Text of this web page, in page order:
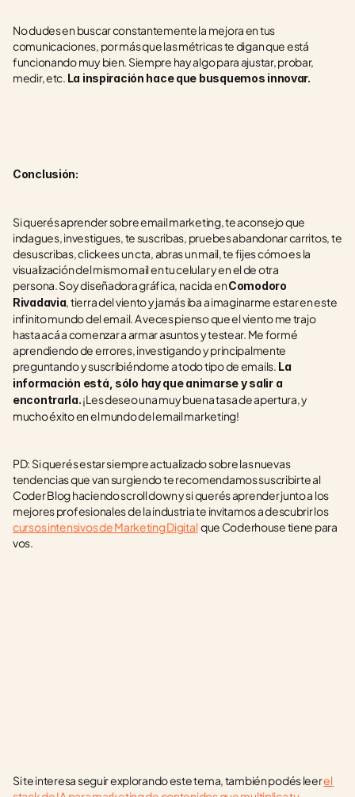
No dudes en buscar constantemente la mejora en tus
comunicaciones, por más que las métricas te digan que está
funcionando muy bien. Siempre hay algo para ajustar, probar,
medir, etc. La inspiración hace que busquemos innovar.
Conclusión:
Si querés aprender sobre email marketing, te aconsejo que
indagues, investigues, te suscribas, pruebes abandonar carritos, te
desuscribas, clickees un cta, abras un mail, te fijes cómo es la
visualización del mismo mail en tu celular y en el de otra
persona. Soy diseñadora gráfica, nacida en Comodoro
Rivadavia, tierra del viento y jamás iba a imaginarme estar en este
infinito mundo del email. A veces pienso que el viento me trajo
hasta acá a comenzar a armar asuntos y testear. Me formé
aprendiendo de errores, investigando y principalmente
preguntando y suscribiéndome a todo tipo de emails. La
información está, sólo hay que animarse y salir a
encontrarla. ¡Les deseo una muy buena tasa de apertura, y
mucho éxito en el mundo del email marketing!
PD: Si querés estar siempre actualizado sobre las nuevas
tendencias que van surgiendo te recomendamos suscribirte al
Coder Blog haciendo scroll down y si querés aprender junto a los
mejores profesionales de la industria te invitamos a descubrir los
cursos intensivos de Marketing Digital que Coderhouse tiene para
vos.
Si te interesa seguir explorando este tema, también podés leer el